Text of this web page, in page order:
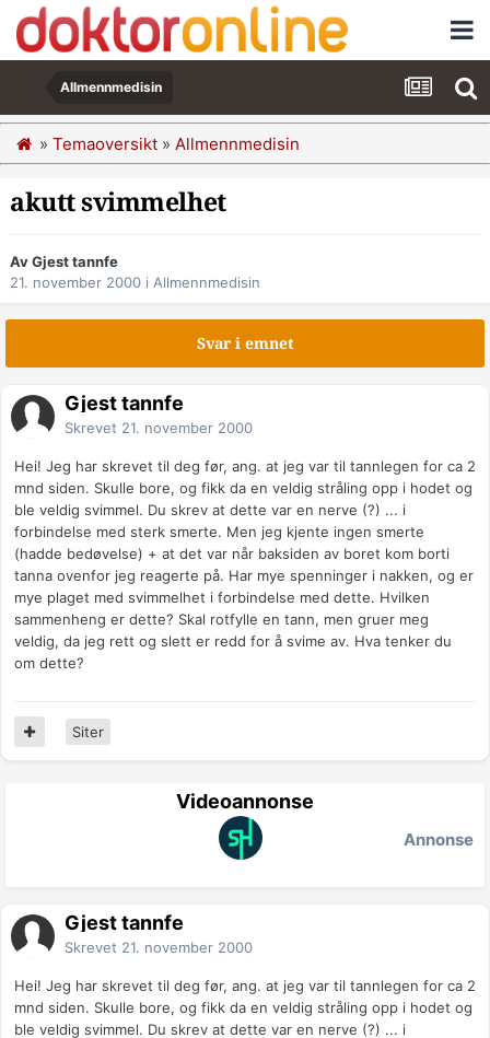
Allmennmedisin
» Temaoversikt » Allmennmedisin
akutt svimmelhet
Av Gjest tannfe
21. november 2000 i Allmennmedisin
Svar i emnet
Gjest tannfe
Skrevet 21. november 2000
Hei! Jeg har skrevet til deg før, ang. at jeg var til tannlegen for ca 2
mnd siden. Skulle bore, og fikk da en veldig stråling opp i hodet og
ble veldig svimmel. Du skrev at dette var en nerve (?) ... i
forbindelse med sterk smerte. Men jeg kjente ingen smerte
(hadde bedøvelse) + at det var når baksiden av boret kom borti
tanna ovenfor jeg reagerte på. Har mye spenninger i nakken, og er
mye plaget med svimmelhet i forbindelse med dette. Hvilken
sammenheng er dette? Skal rotfylle en tann, men gruer meg
veldig, da jeg rett og slett er redd for å svime av. Hva tenker du
om dette?
Siter
Videoannonse
Annonse
Gjest tannfe
Skrevet 21. november 2000
Hei! Jeg har skrevet til deg før, ang. at jeg var til tannlegen for ca 2
mnd siden. Skulle bore, og fikk da en veldig stråling opp i hodet og
ble veldig svimmel. Du skrev at dette var en nerve (?) ... i